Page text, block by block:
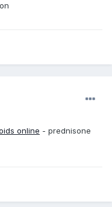
online - prednisone